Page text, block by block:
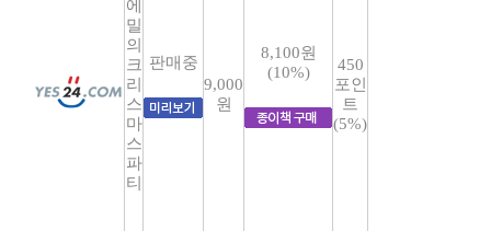
에
밀
의
크
리
스
마
스
파
티
판매중
9,000
원
8,100원
(10%)
450
포인
트
(5%)